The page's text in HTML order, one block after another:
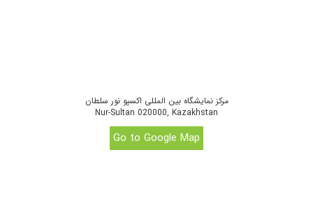
مرکز نمایشگاه بین المللی اکسپو نور سلطان
Nur-Sultan 020000, Kazakhstan
Go to Google Map